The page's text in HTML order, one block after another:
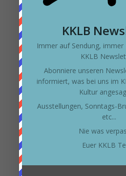
Juli 2023
Juni 2023
Kategorien
Allgemein
Kunst
Meta
Anmelden
Eintrags-Feed
Kommentar-Feed
KKLB
Immer auf Sendung,
KKLB
Abonniere unseren
informiert, was bei uns im
Kultur
Ausstellungen, Sonntags-
etc...
Nie was
Euer KKLB